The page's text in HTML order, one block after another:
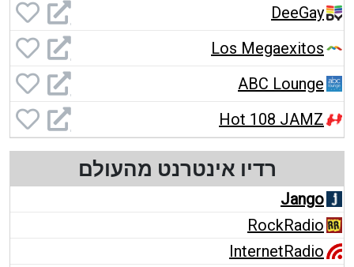
DeeGay
Los Megaexitos
ABC Lounge
Hot 108 JAMZ
רדיו אינטרנט מהעולם
Jango
RockRadio
InternetRadio